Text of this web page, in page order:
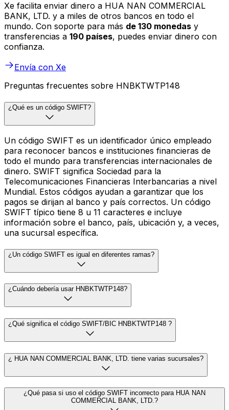
Xe facilita enviar dinero a HUA NAN COMMERCIAL
BANK, LTD. y a miles de otros bancos en todo el
mundo. Con soporte para más de 130 monedas y
transferencias a 190 países, puedes enviar dinero con
confianza.
Envía con Xe
Preguntas frecuentes sobre HNBKTWTP148
¿Qué es un código SWIFT?
Un código SWIFT es un identificador único empleado
para reconocer bancos e instituciones financieras de
todo el mundo para transferencias internacionales de
dinero. SWIFT significa Sociedad para la
Telecomunicaciones Financieras Interbancarias a nivel
Mundial. Estos códigos ayudan a garantizar que los
pagos se dirijan al banco y país correctos. Un código
SWIFT típico tiene 8 u 11 caracteres e incluye
información sobre el banco, país, ubicación y, a veces,
una sucursal específica.
¿Un código SWIFT es igual en diferentes ramas?
¿Cuándo debería usar HNBKTWTP148?
¿Qué significa el código SWIFT/BIC HNBKTWTP148 ?
¿ HUA NAN COMMERCIAL BANK, LTD. tiene varias sucursales?
¿Qué pasa si uso el código SWIFT incorrecto para HUA NAN
COMMERCIAL BANK, LTD.?